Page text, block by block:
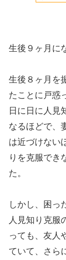
生後９ヶ月に
生後８ヶ月を
たことに戸惑
日に日に人見
なるほどで、
は近づけない
りを克服でき
た。
しかし、困っ
人見知り克服
っても、友人
ていて、さら